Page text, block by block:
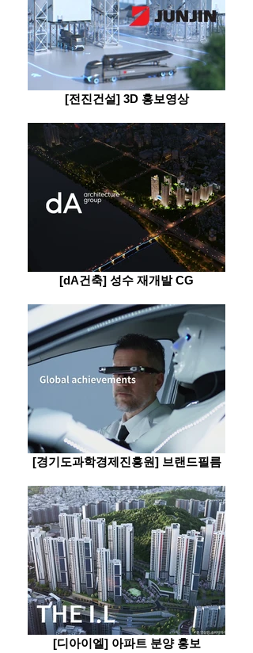
[전진건설] 3D 홍보영상
[dA건축] 성수 재개발 CG
[경기도과학경제진흥원] 브랜드필름
[디아이엘] 아파트 분양 홍보